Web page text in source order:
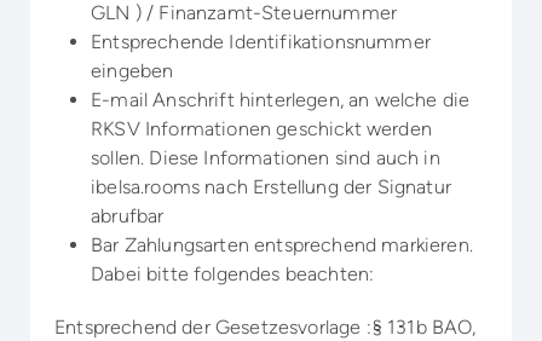
GLN ) / Finanzamt-Steuernummer
Entsprechende Identifikationsnummer
eingeben
E-mail Anschrift hinterlegen, an welche die
RKSV Informationen geschickt werden
sollen. Diese Informationen sind auch in
ibelsa.rooms nach Erstellung der Signatur
abrufbar
Bar Zahlungsarten entsprechend markieren.
Dabei bitte folgendes beachten:
Entsprechend der Gesetzesvorlage :§ 131b BAO,